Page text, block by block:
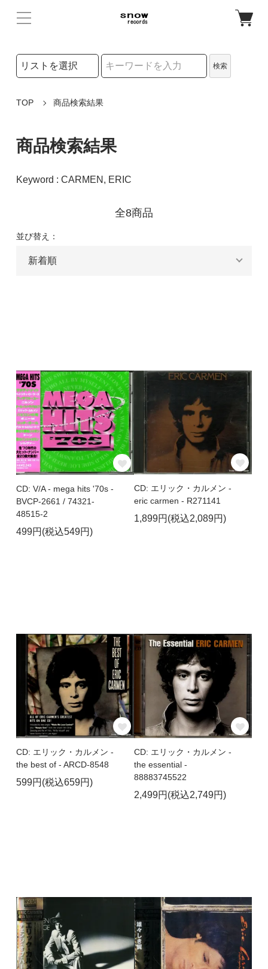
検索リストの選択
検索
TOP 商品検索結果
商品検索結果
Keyword : CARMEN, ERIC
全8商品
並び替え：
CD: V/A - mega hits '70s -
BVCP-2661 / 74321-
48515-2
499円(税込549円)
CD: エリック・カルメン -
eric carmen - R271141
1,899円(税込2,089円)
CD: エリック・カルメン -
the best of - ARCD-8548
599円(税込659円)
CD: エリック・カルメン -
the essential -
88883745522
2,499円(税込2,749円)